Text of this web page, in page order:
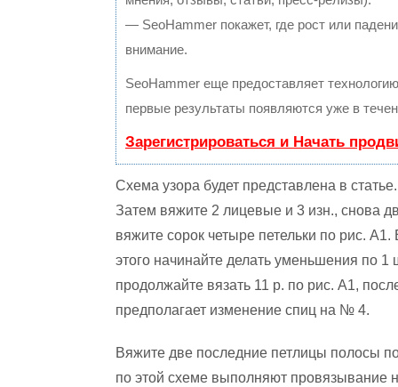
— SeoHammer покажет, где рост или
внимание.
SeoHammer еще предоставляет
первые результаты появляются уже в
Зарегистрироваться и Начать
Схема узора будет представлена в
Затем вяжите 2 лицевые и 3 изн., снова
вяжите сорок четыре петельки по рис.
этого начинайте делать уменьшения по 1
продолжайте вязать 11 р. по рис. А1,
предполагает изменение спиц на № 4.
Вяжите две последние петлицы полосы
по этой схеме выполняют провязывание